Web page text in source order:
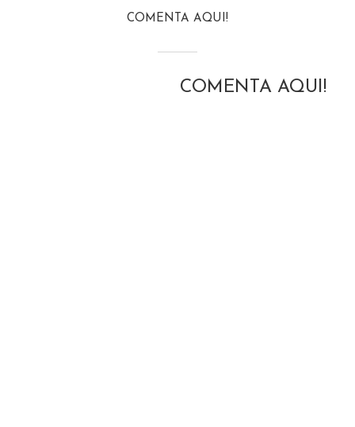
COMENTA AQUI!
COMENTA AQUI!